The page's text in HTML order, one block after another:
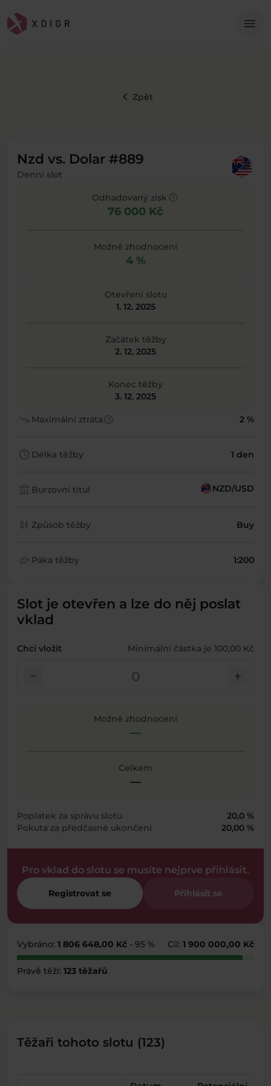
menu
keyboard_arrow_left Zpět
Nzd vs. Dolar #889
Denní slot
Odhadovaný zisk
76 000 Kč
Možné zhodnocení
4 %
Otevření slotu
1. 12. 2025
Začátek těžby
2. 12. 2025
Konec těžby
3. 12. 2025
trending_down Maximální ztrátahelp 2 %
schedule Délka těžby 1 den
account_balance Burzovní titul NZD/USD
candlestick_chart Způsob těžby Buy
finance_mode Páka těžby 1:200
Slot je otevřen a lze do něj poslat
vklad
Chci vložit Minimální částka je 100,00 Kč
check_indeterminate_small add
Možné zhodnocení
—
Celkem
—
Poplatek za správu slotu
20,0 %
Pokuta za předčasné ukončení
20,00 %
Pro vklad do slotu se musíte nejprve přihlásit.
Registrovat se Přihlásit se
Vybráno: 1 806 648,00 Kč - 95 % Cíl: 1 900 000,00 Kč
Právě těží: 123 těžařů
Těžaři tohoto slotu (123)